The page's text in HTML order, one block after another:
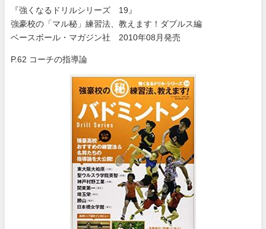
『強くなるドリルシリーズ 19』
強豪校の「マル秘」練習法、教えます！ダブルス編
ベースボール・マガジン社 2010年08月発売
P.62 コーチの指導論